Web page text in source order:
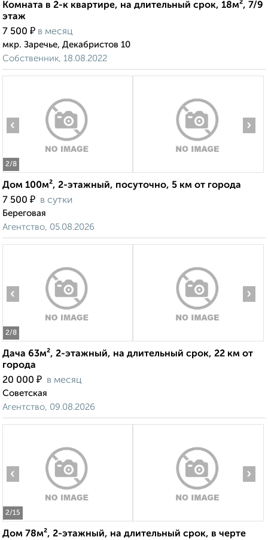
Комната в 2-к квартире, на длительный срок, 18м², 7/9
этаж
7 500 ₽ в месяц
мкр. Заречье, Декабристов 10
Собственник, 18.08.2022
2/8
‹ ›
Дом 100м², 2-этажный, посуточно, 5 км от города
7 500 ₽ в сутки
Береговая
Агентство, 05.08.2026
2/8
‹ ›
Дача 63м², 2-этажный, на длительный срок, 22 км от
города
20 000 ₽ в месяц
Советская
Агентство, 09.08.2026
2/15
‹ ›
Дом 78м², 2-этажный, на длительный срок, в черте